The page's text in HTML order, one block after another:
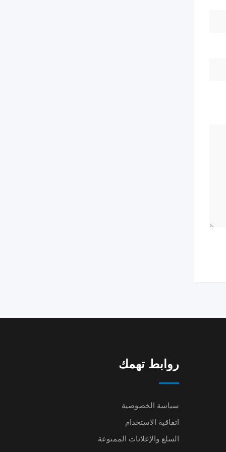
روابط تهمك
سياسة الخصوصية
اتفاقية الاستخدام
السلع والإعلانات الممنوعة